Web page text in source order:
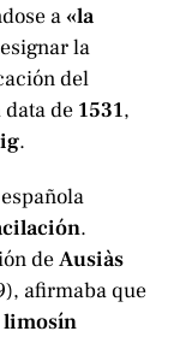
a«la
la
del
de 1531,
.
.
deAusiàs
afirmaba que
limosín